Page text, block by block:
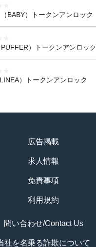
BABY）トークンアンロック
）トークンアンロック
）トークンアンロック
広告掲載
求人情報
免責事項
利用規約
問い合わせ/Contact Us
社を名乗る詐欺について